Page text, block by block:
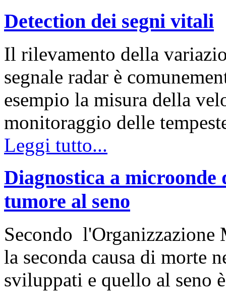
Detection dei segni vitali
Il rilevamento della
segnale radar è
esempio la misura della
monitoraggio delle
Leggi tutto...
Diagnostica a microonde
tumore al seno
Secondo l'Organizzazione
la seconda causa di morte
sviluppati e quello al seno